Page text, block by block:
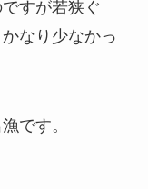
すが若狭ぐ
なり少なかっ
です。